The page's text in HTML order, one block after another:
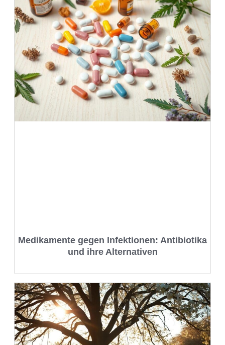
Medikamente gegen Infektionen: Antibiotika
und ihre Alternativen